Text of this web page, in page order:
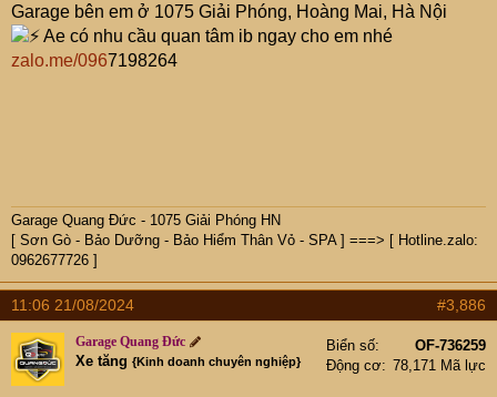
Garage bên em ở 1075 Giải Phóng, Hoàng Mai, Hà Nội
Ae có nhu cầu quan tâm ib ngay cho em nhé
zalo.me/0967198264
Garage Quang Đức - 1075 Giải Phóng HN
[ Sơn Gò - Bảo Dưỡng - Bảo Hiểm Thân Vỏ - SPA ] ===> [ Hotline.zalo:
0962677726 ]
11:06 21/08/2024 #3,886
Garage Quang Đức
Xe tăng {Kinh doanh chuyên nghiệp}
Biển số
OF-736259
Động cơ
78,171 Mã lực